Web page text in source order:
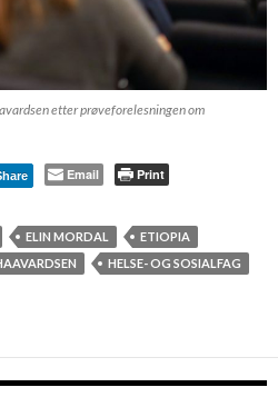
etter prøveforelesningen om
Email Print
ELIN MORDAL
ETIOPIA
HELSE- OG SOSIALFAG